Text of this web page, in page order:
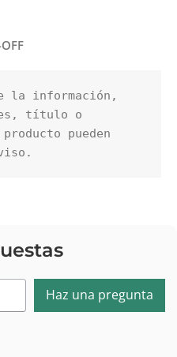
la información,
título o
pueden
Haz una pregunta